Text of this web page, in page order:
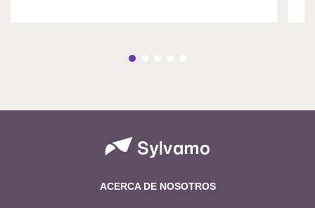
ACERCA DE NOSOTROS